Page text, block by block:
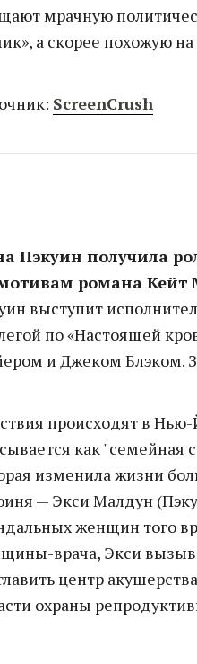
мрачную
а скорее похожую
ScreenCrush
Пэкуин получила
романа
выступит
по «Настоящей
и Джеком Блэком.
происходят в
как "семейная
изменила жизни
— Экси Малдун
женщин того
врача, Экси
центр
охраны